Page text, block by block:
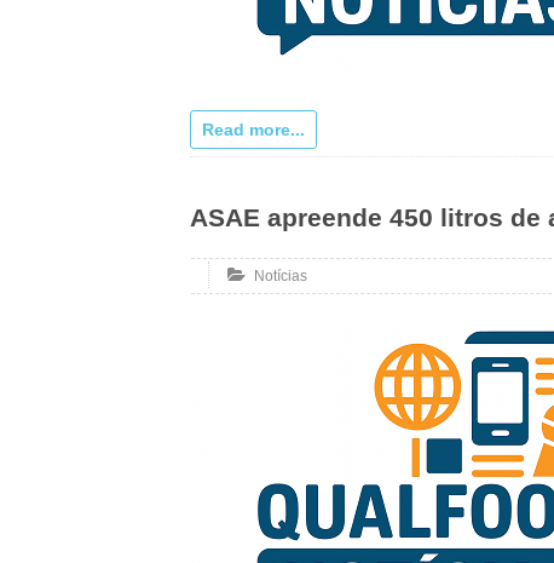
Read more...
ASAE apreende 450 litros
Notícias